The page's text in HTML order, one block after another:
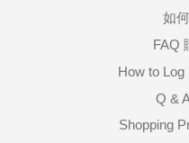
如
FAQ
How to Log
Q &
Shopping